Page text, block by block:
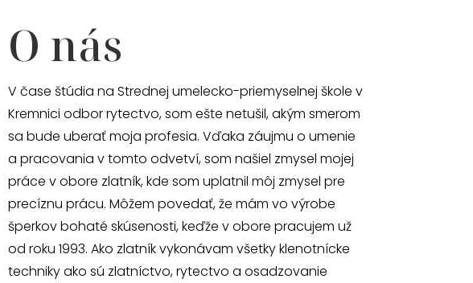
O nás
V čase štúdia na Strednej umelecko-priemyselnej škole v
Kremnici odbor rytectvo, som ešte netušil, akým smerom
sa bude uberať moja profesia. Vďaka záujmu o umenie
a pracovania v tomto odvetví, som našiel zmysel mojej
práce v obore zlatník, kde som uplatnil môj zmysel pre
precíznu prácu. Môžem povedať, že mám vo výrobe
šperkov bohaté skúsenosti, keďže v obore pracujem už
od roku 1993. Ako zlatník vykonávam všetky klenotnícke
techniky ako sú zlatníctvo, rytectvo a osadzovanie